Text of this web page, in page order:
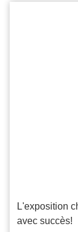
L'exposition
avec succès!